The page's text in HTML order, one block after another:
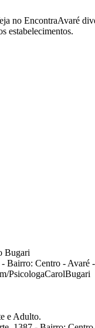
no EncontraAvaré
estabelecimentos.
Bugari
Bairro: Centro - Avaré
PsicologaCarolBugari
e Adulto.